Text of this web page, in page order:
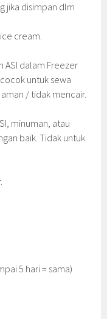
jika disimpan dlm
cream.
ASI dalam Freezer
untuk sewa
/ tidak mencair.
minuman, atau
baik. Tidak untuk
5 hari = sama)